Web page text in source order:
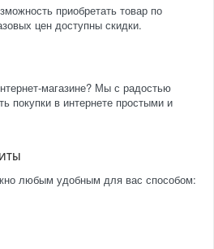
приобретать товар по
цен доступны скидки.
магазине? Мы с радостью
покупки в интернете простыми и
любым удобным для вас способом: